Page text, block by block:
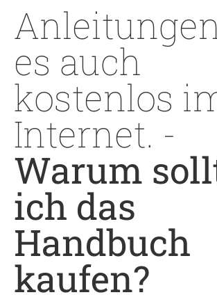
es auch
kostenlos
Internet. -
Warum
ich das
Handbuch
kaufen?